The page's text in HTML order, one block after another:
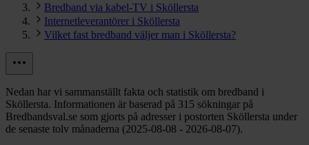
Bredband via kabel-TV i Sköllersta
Internetleverantörer i Sköllersta
Vilket fast bredband väljer man i Sköllersta?
Nedan har vi sammanställt fakta och statistik om bredband i
Sköllersta. Informationen är baserad på 315 sökningar på
Bredbandsval.se som gjorts på adresser i postorten Sköllersta under
de senaste tolv månaderna (2025-08-08 - 2026-08-07).